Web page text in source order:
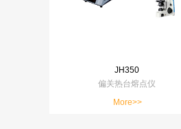
JH350
偏关热台熔点仪
More>>